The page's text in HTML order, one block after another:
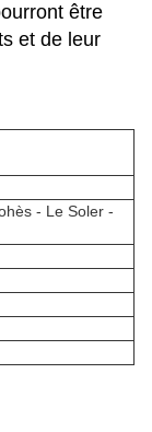
être
et de leur
- Le Soler -